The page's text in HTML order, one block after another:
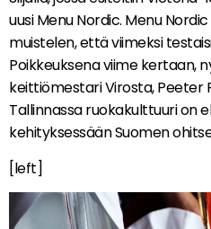
uusi Menu Nordic. Menu
muistelen, että viimeksi
Poikkeuksena viime kertaan,
keittiömestari Virosta, Peeter
Tallinnassa ruokakulttuuri on
kehityksessään Suomen
[left]